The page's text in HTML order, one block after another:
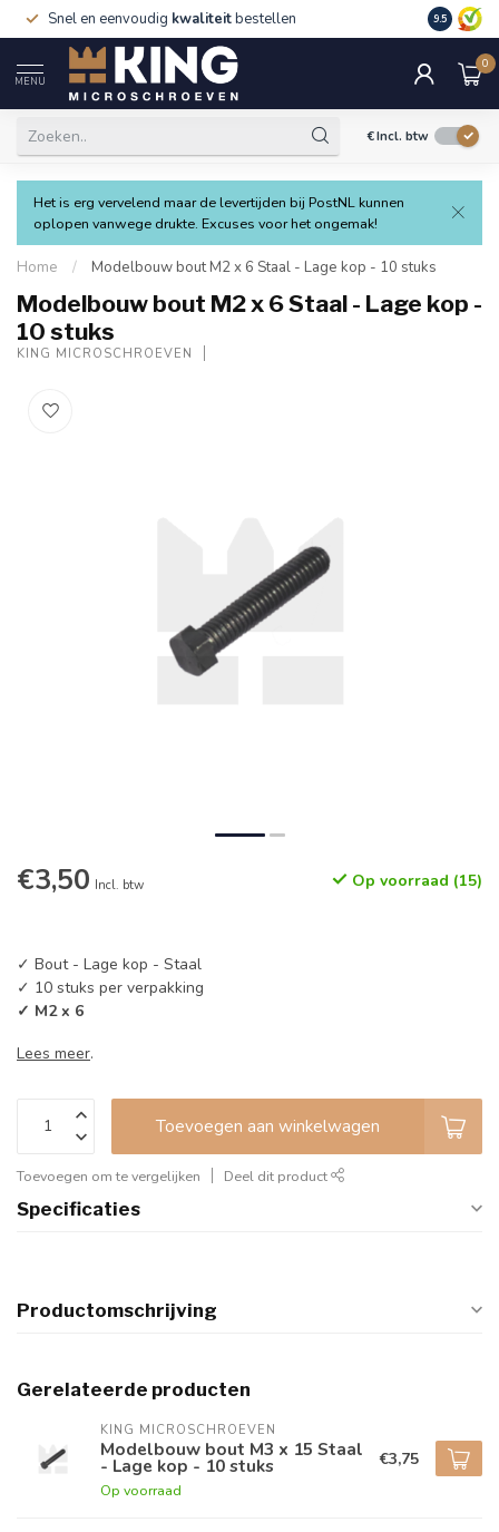
Snel en eenvoudig kwaliteitbestellen 9.5
MENU
0
€Incl. btw
Het is erg vervelend maar de levertijden bij PostNL kunnen
oplopen vanwege drukte. Excuses voor het ongemak!
Home / Modelbouw bout M2 x 6 Staal - Lage kop - 10 stuks
Modelbouw bout M2 x 6 Staal - Lage kop -
10 stuks
KING MICROSCHROEVEN
€3,50 Incl. btw Op voorraad (15)
✓ Bout - Lage kop - Staal
✓ 10 stuks per verpakking
✓ M2 x 6
Lees meer.
Toevoegen aan winkelwagen
Toevoegen om te vergelijken Deel dit product
Specificaties
Productomschrijving
Gerelateerde producten
KING MICROSCHROEVEN
Modelbouw bout M3 x 15 Staal
- Lage kop - 10 stuks
Op voorraad
€3,75